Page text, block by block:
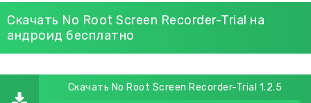
Скачать No Root Screen Recorder-Trial на
андроид бесплатно
Скачать No Root Screen Recorder-Trial 1.2.5